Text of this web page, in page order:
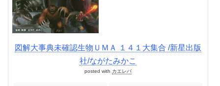
図解大事典未確認生物ＵＭＡ １４１大集合 /新星出版
社/ながたみかこ
posted with カエレバ